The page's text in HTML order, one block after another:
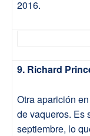
2016.
9. Richard
Otra aparición
de vaqueros. Es
septiembre, lo